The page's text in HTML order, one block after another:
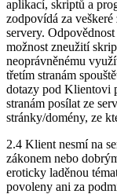
aplikací, skriptů a
zodpovídá za
servery.
možnost zneužití
neoprávněnému
třetím stranám
dotazy pod Klientovi
stranám posílat ze
stránky/domény, ze
2.4 Klient nesmí na
zákonem nebo
eroticky laděnou
povoleny ani za